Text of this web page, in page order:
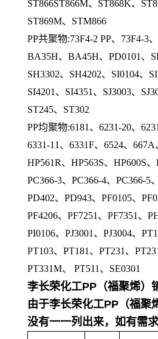
ST866ST866M、ST868K、
ST869M、STM866
PP共聚物:73F4-2 PP、73F4-3
BA35H、BA45H、PD0101、
SH3302、SH4202、SI0104、
SI4201、SI4351、SJ3003、
ST245、ST302
PP均聚物:6181、6231-20、
6331-11、6331F、6524、667A
HP561R、HP563S、HP600S、
PC366-3、PC366-4、PC366-5
PD402、PD943、PF0105、
PF4206、PF7251、PF7351、
PI0106、PJ3001、PJ3004、
PT103、PT181、PT231、
PT331M、 PT511、SE0301
李长荣化工PP（福聚烯）
由于李长荣化工PP（福聚
没有一一列出来，如有需